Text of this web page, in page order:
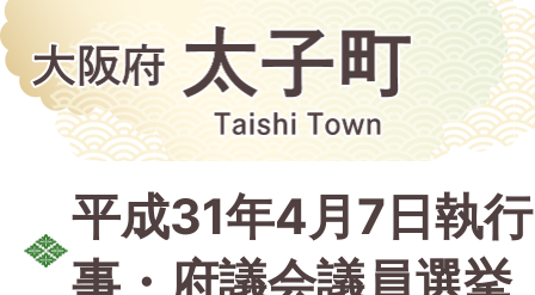
平成31年4月7日執
事・府議会議員選挙